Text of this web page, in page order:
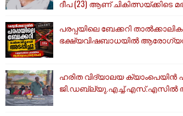
ദീപ (23) ആണ് ചികിത്സയ്ക്കിടെ
പരപ്പയിലെ ബേക്കറി
ഭക്ഷ്യവിഷബാധയിൽ
ഹരിത വിദ്യാലയ
ജി.ഡബ്ല്യു.എച്ച്.എസ്.എസിൽ